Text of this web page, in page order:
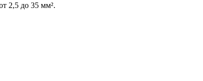
2,5 до 35 мм².